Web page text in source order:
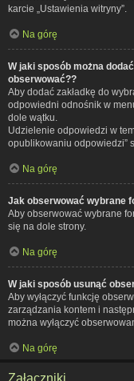
karcie „Ustawienia witryny”.
Na górę
W jaki sposób można
obserwować??
Aby dodać zakładkę do
odpowiedni odnośnik w
dole wątku.
Udzielenie odpowiedzi w
opublikowaniu odpowiedzi”
Na górę
Jak obserwować wybrane
Aby obserwować wybrane
się na dole strony.
Na górę
W jaki sposób usunąć
Aby wyłączyć funkcję
zarządzania kontem i
można wyłączyć
Na górę
Załączniki